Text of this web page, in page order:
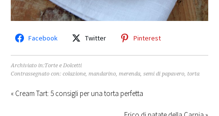
Facebook Twitter Pinterest
Archiviato in:Torte e Dolcetti
Contrassegnato con:colazione,mandarino,merenda,semi di papavero, torta
« Cream Tart: 5 consigli per una torta perfetta